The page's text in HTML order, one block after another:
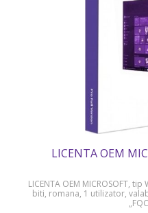
LICENTA OEM
LICENTA OEM MICROSOFT,
biti, romana, 1 utilizator,